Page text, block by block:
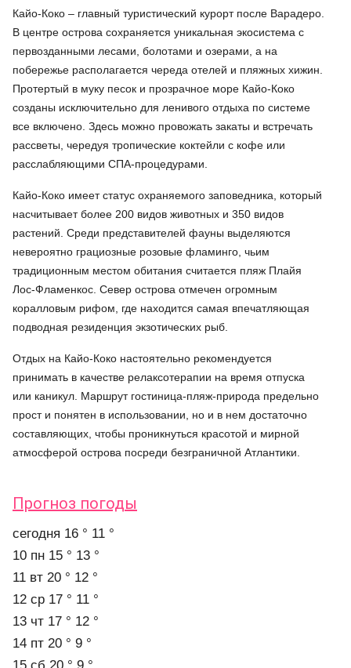
Кайо-Коко – главный туристический курорт после Варадеро.
В центре острова сохраняется уникальная экосистема с
первозданными лесами, болотами и озерами, а на
побережье располагается череда отелей и пляжных хижин.
Протертый в муку песок и прозрачное море Кайо-Коко
созданы исключительно для ленивого отдыха по системе
все включено. Здесь можно провожать закаты и встречать
рассветы, чередуя тропические коктейли с кофе или
расслабляющими СПА-процедурами.
Кайо-Коко имеет статус охраняемого заповедника, который
насчитывает более 200 видов животных и 350 видов
растений. Среди представителей фауны выделяются
невероятно грациозные розовые фламинго, чьим
традиционным местом обитания считается пляж Плайя
Лос-Фламенкос. Север острова отмечен огромным
коралловым рифом, где находится самая впечатляющая
подводная резиденция экзотических рыб.
Отдых на Кайо-Коко настоятельно рекомендуется
принимать в качестве релаксотерапии на время отпуска
или каникул. Маршрут гостиница-пляж-природа предельно
прост и понятен в использовании, но и в нем достаточно
составляющих, чтобы проникнуться красотой и мирной
атмосферой острова посреди безграничной Атлантики.
Прогноз погоды
cегодня 16 ° 11 °
10 пн 15 ° 13 °
11 вт 20 ° 12 °
12 ср 17 ° 11 °
13 чт 17 ° 12 °
14 пт 20 ° 9 °